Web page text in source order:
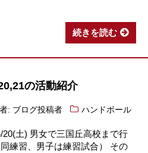
続きを読む
の活動紹介
: ブログ投稿者 ハンドボール
土) 男女で三国丘高校まで行
練習、男子は練習試合） その